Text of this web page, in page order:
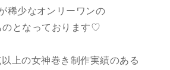
稀少なオンリーワンの
のとなっております♡
上の女神巻き制作実績のある